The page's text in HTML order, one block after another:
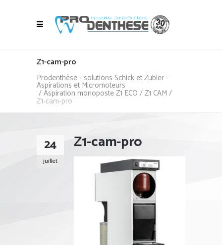
Z1-cam-pro
Prodenthèse - solutions Schick et Zubler -
Aspirations et Micromoteurs
/Aspiration monoposte Z1 ECO / Z1 CAM /
Z1-cam-pro
24
juillet
Z1-cam-pro